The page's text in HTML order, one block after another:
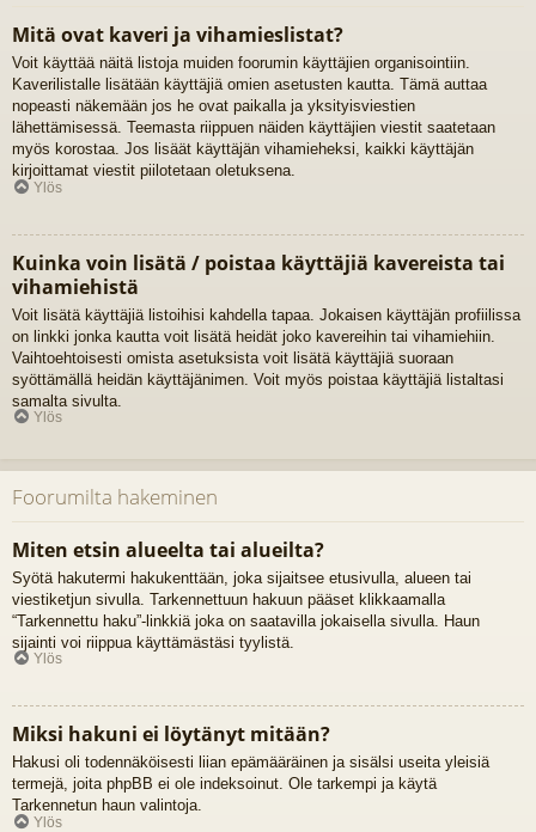
Mitä ovat kaveri ja vihamieslistat?
Voit käyttää näitä listoja muiden foorumin käyttäjien organisointiin.
Kaverilistalle lisätään käyttäjiä omien asetusten kautta. Tämä auttaa
nopeasti näkemään jos he ovat paikalla ja yksityisviestien
lähettämisessä. Teemasta riippuen näiden käyttäjien viestit saatetaan
myös korostaa. Jos lisäät käyttäjän vihamieheksi, kaikki käyttäjän
kirjoittamat viestit piilotetaan oletuksena.
Ylös
Kuinka voin lisätä / poistaa käyttäjiä kavereista tai
vihamiehistä
Voit lisätä käyttäjiä listoihisi kahdella tapaa. Jokaisen käyttäjän profiilissa
on linkki jonka kautta voit lisätä heidät joko kavereihin tai vihamiehiin.
Vaihtoehtoisesti omista asetuksista voit lisätä käyttäjiä suoraan
syöttämällä heidän käyttäjänimen. Voit myös poistaa käyttäjiä listaltasi
samalta sivulta.
Ylös
Foorumilta hakeminen
Miten etsin alueelta tai alueilta?
Syötä hakutermi hakukenttään, joka sijaitsee etusivulla, alueen tai
viestiketjun sivulla. Tarkennettuun hakuun pääset klikkaamalla
“Tarkennettu haku”-linkkiä joka on saatavilla jokaisella sivulla. Haun
sijainti voi riippua käyttämästäsi tyylistä.
Ylös
Miksi hakuni ei löytänyt mitään?
Hakusi oli todennäköisesti liian epämääräinen ja sisälsi useita yleisiä
termejä, joita phpBB ei ole indeksoinut. Ole tarkempi ja käytä
Tarkennetun haun valintoja.
Ylös